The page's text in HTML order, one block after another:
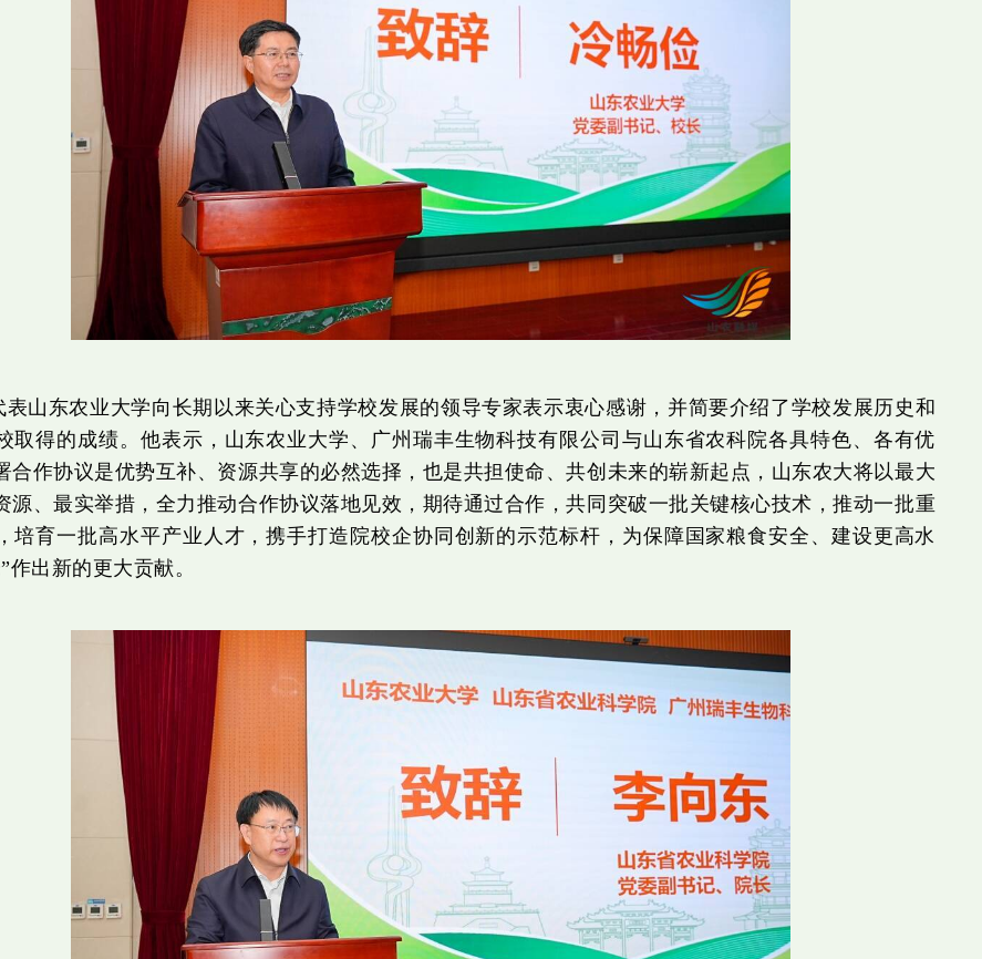
表山东农业大学向长期以来关心支持学校发展的领导专家表示衷心感谢，并简要介绍了学校发展历史和
取得的成绩。他表示，山东农业大学、广州瑞丰生物科技有限公司与山东省农科院各具特色、各有优
合作协议是优势互补、资源共享的必然选择，也是共担使命、共创未来的崭新起点，山东农大将以最大
源、最实举措，全力推动合作协议落地见效，期待通过合作，共同突破一批关键核心技术，推动一批重
培育一批高水平产业人才，携手打造院校企协同创新的示范标杆，为保障国家粮食安全、建设更高水
作出新的更大贡献。